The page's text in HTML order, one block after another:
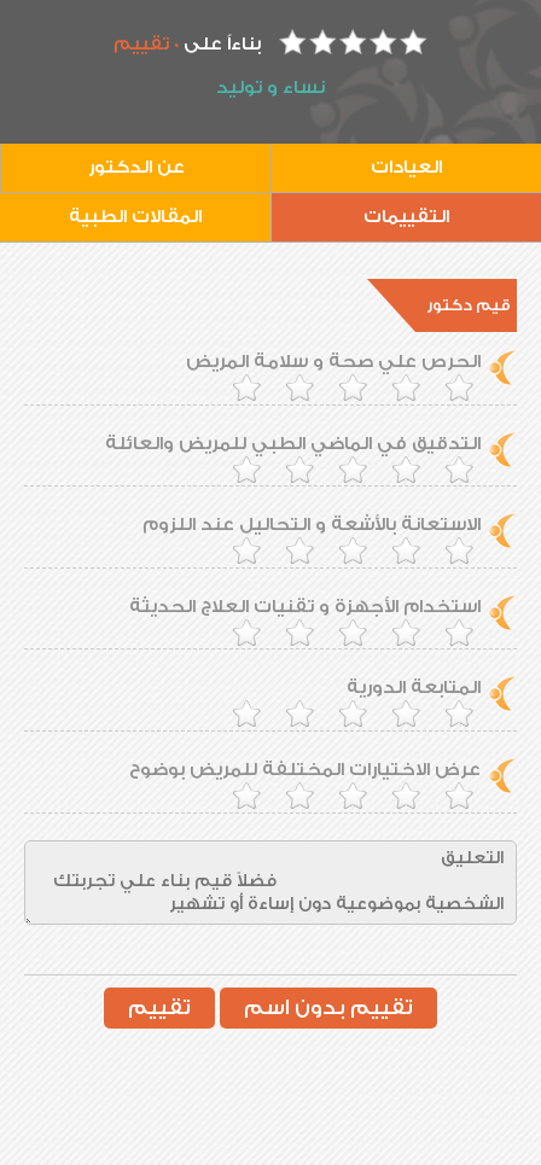
بناءاً على0 تقييم
نساء و توليد
العيادات عن الدكتور
التقييمات المقالات الطبية
قيم دكتور
الحرص علي صحة و سلامة المريض
التدقيق في الماضي الطبي للمريض والعائلة
الاستعانة بالأشعة و التحاليل عند اللزوم
استخدام الأجهزة و تقنيات العلاج الحديثة
المتابعة الدورية
عرض الاختيارات المختلفة للمريض بوضوح
تقييم بدون اسم تقييم